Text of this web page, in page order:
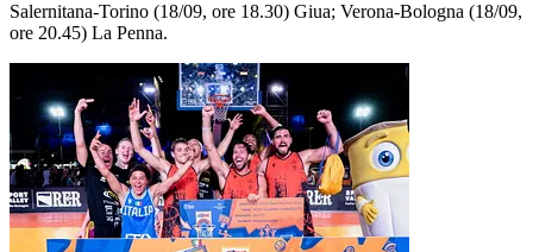
Salernitana-Torino (18/09, ore 18.30) Giua; Verona-Bologna (18/09,
ore 20.45) La Penna.